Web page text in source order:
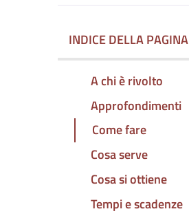
INDICE DELLA PAGINA
A chi è rivolto
Approfondimenti
Come fare
Cosa serve
Cosa si ottiene
Tempi e scadenze